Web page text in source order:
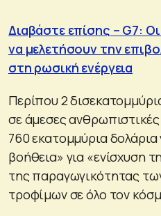
Διαβάστε επίσης – G7:
να μελετήσουν την
στη ρωσική ενέργεια
Περίπου 2
σε άμεσες
760 εκατομμύρια δολάρια
βοήθεια» για «ενίσχυση
της παραγωγικότητας
τροφίμων σε όλο τον